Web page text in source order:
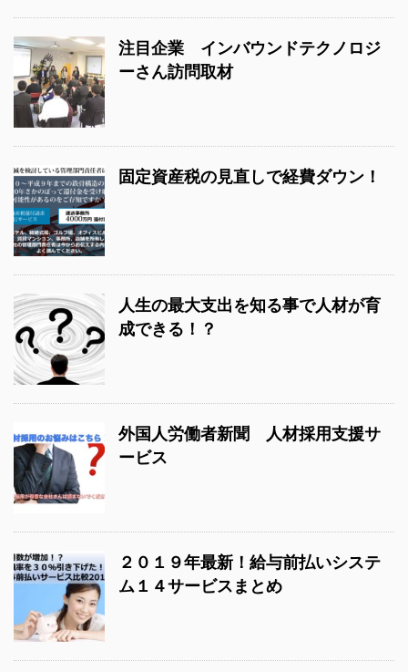
注目企業 インバウンドテクノロジ
ーさん訪問取材
固定資産税の見直しで経費ダウン！
人生の最大支出を知る事で人材が育
成できる！？
外国人労働者新聞 人材採用支援サ
ービス
２０１９年最新！給与前払いシステ
ム１４サービスまとめ